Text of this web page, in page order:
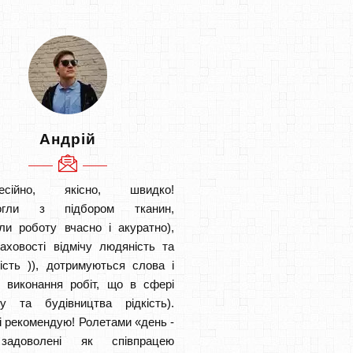
Андрій
якісно, швидко!
з підбором тканин,
роботу вчасно і акуратно),
відмічу людяність та
)), дотримуються слова і
виконання робіт, що в сфері
та будівництва рідкість).
рекомендую! Ролетами «день -
як співпрацею